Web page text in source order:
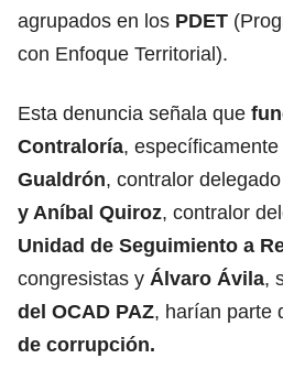
agrupados en los PDET
con Enfoque Territorial).
Esta denuncia señala que
Contraloría, específicamente
Gualdrón, contralor
y Aníbal Quiroz, contralor
Unidad de Seguimiento a
congresistas y Álvaro Ávila,
del OCAD PAZ, harían parte
de corrupción.